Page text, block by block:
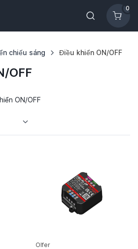
0
chiếu sáng Điều khiển ON/OFF
OFF
ON/OFF
Olfer